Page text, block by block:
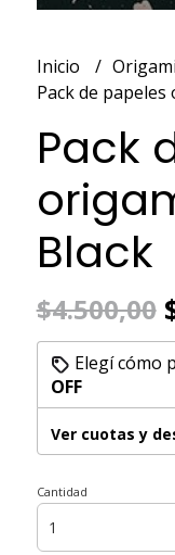
Inicio
Origami
Pack de
Pack
Black
$4.500,00
Elegí cómo
OFF
Ver cuotas y
Cantidad